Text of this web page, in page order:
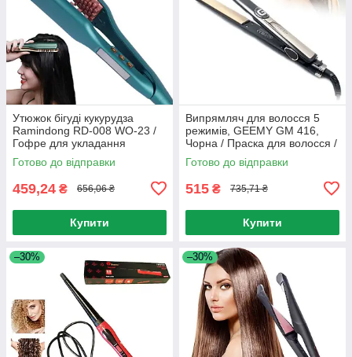
Утюжок бігуді кукурудза
Ramindong RD-008 WO-23 /
Гофре для укладання
волосся
Готово до відправки
459,24 ₴ 656,06 ₴
Купити
Випрямляч для волосся 5
режимів, GEEMY GM 416,
Чорна / Праска для волосся /
Плойка для волосся
Готово до відправки
515 ₴ 735,71 ₴
Купити
–30% –30%